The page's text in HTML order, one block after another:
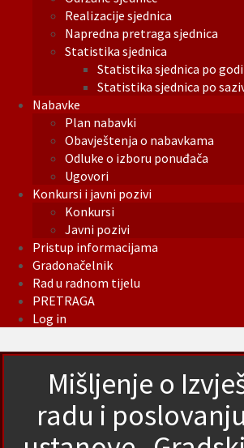
Realizacije sjednica
Napredna pretraga sjednica
Statistika sjednica
Statistika sjednica po
Statistika sjednica po
Nabavke
Plan nabavki
Obavještenja o nabavkama
Odluke o izboru ponuđača
Ugovori
Konkursi i javni pozivi
Konkursi
Javni pozivi
Pristup informacijama
Gradonačelnik
Rad u radnom tijelu
PRETRAGA
Log in
Mišljenje o
radu i